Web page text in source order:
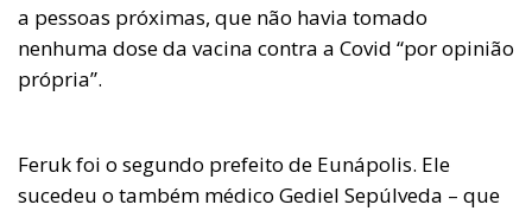
a pessoas próximas, que não havia tomado
nenhuma dose da vacina contra a Covid “por opinião
própria”.
Feruk foi o segundo prefeito de Eunápolis. Ele
sucedeu o também médico Gediel Sepúlveda – que